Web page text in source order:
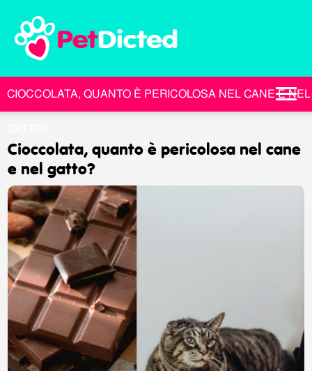
CIOCCOLATA, QUANTO È PERICOLOSA NEL CANE E NEL
cioccolata, quanto è pericolosa nel cane
e nel gatto?